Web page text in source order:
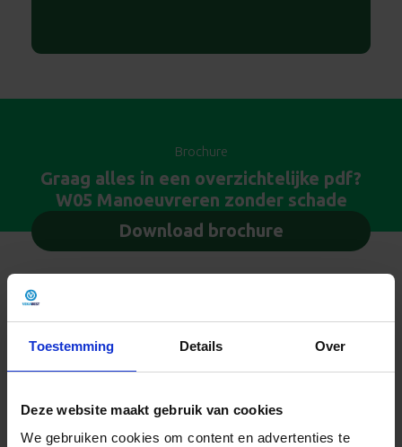
Toestemming Details Over
Deze website maakt gebruik van cookies
We gebruiken cookies om content en advertenties te
Brochure
Graag alles in een overzichtelijke pdf?
W05 Manoeuvreren zonder schade
Download brochure
Eenvoudig certificeren
Certificeer deze cursus eenvoudig en snel bij het CBR met